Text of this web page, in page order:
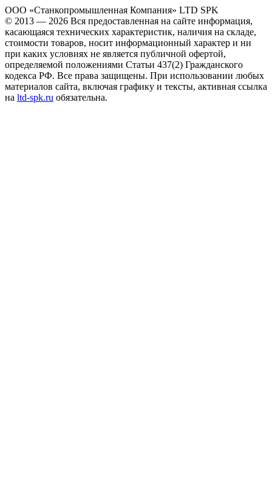
ООО «Станкопромышленная Компания» LTD SPK
© 2013 — 2026 Вся предоставленная на сайте информация,
касающаяся технических характеристик, наличия на складе,
стоимости товаров, носит информационный характер и ни
при каких условиях не является публичной офертой,
определяемой положениями Статьи 437(2) Гражданского
кодекса РФ. Все права защищены. При использовании любых
материалов сайта, включая графику и тексты, активная ссылка
на ltd-spk.ru обязательна.